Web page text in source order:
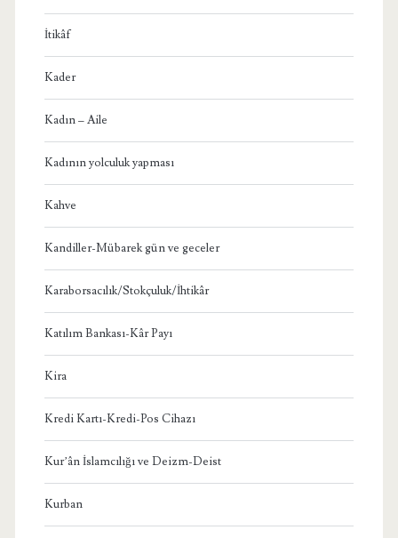
İtikâf
Kader
Kadın – Aile
Kadının yolculuk yapması
Kahve
Kandiller-Mübarek gün ve geceler
Karaborsacılık/Stokçuluk/İhtikâr
Katılım Bankası-Kâr Payı
Kira
Kredi Kartı-Kredi-Pos Cihazı
Kur’ân İslamcılığı ve Deizm-Deist
Kurban